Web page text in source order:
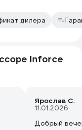
В целом
На днях
Снял
неплохо,
порядке. В
дилера
Inforce
Ярослав С.
11.01.2026
Добрый